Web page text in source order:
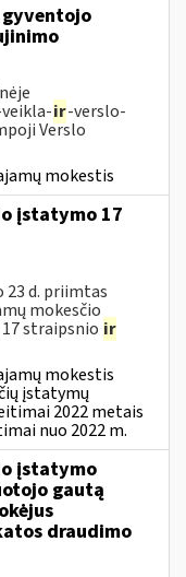
ir-verslo-
Verslo
mokestis
įstatymo 17
23 d. priimtas
mokesčio
straipsnio ir
mokestis
įstatymų
2022 metais
nuo 2022 m.
įstatymo
gautą
draudimo